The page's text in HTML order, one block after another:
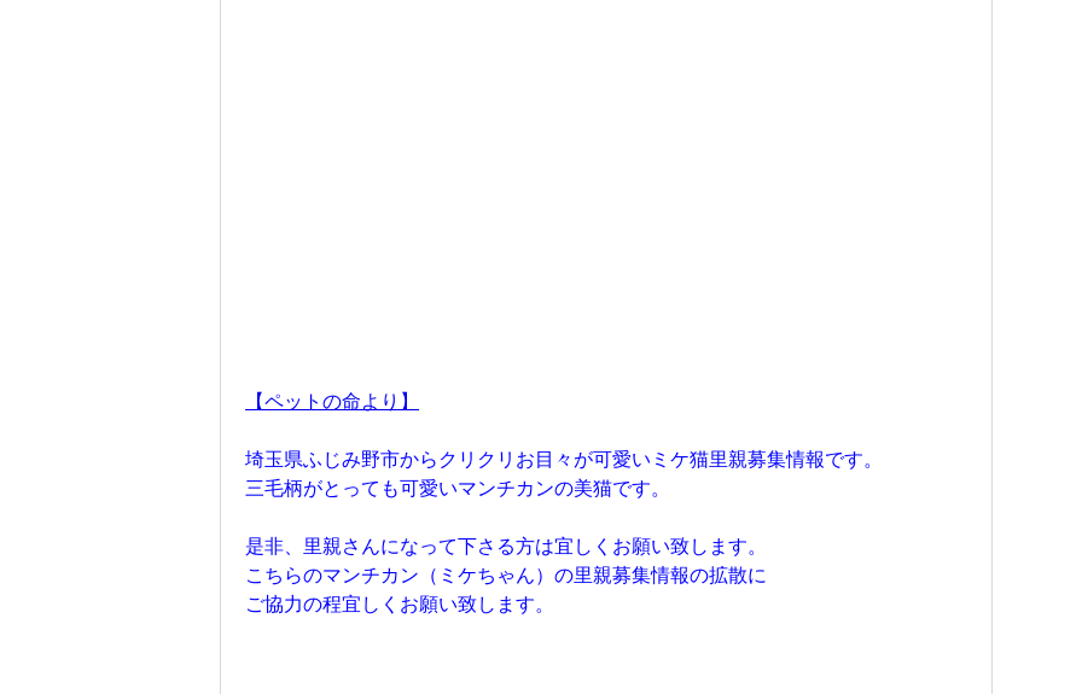
【ペットの命より】
埼玉県ふじみ野市からクリクリお目々が可愛いミケ猫里親募集情報です。
三毛柄がとっても可愛いマンチカンの美猫です。
是非、里親さんになって下さる方は宜しくお願い致します。
こちらのマンチカン（ミケちゃん）の里親募集情報の拡散に
ご協力の程宜しくお願い致します。